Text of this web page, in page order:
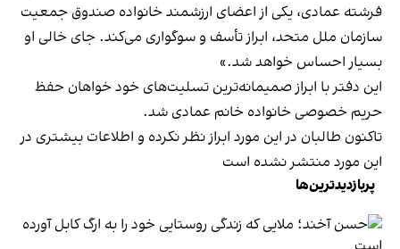
فرشته عمادی، یکی از اعضای ارزشمند خانواده صندوق جمعیت
سازمان ملل متحد، ابراز تأسف و سوگواری می‌کند. جای خالی او
بسیار احساس خواهد شد.»
این دفتر با ابراز صمیمانه‌ترین تسلیت‌های خود خواهان حفظ
حریم خصوصی خانواده خانم عمادی شد.
تاکنون طالبان در این مورد ابراز نظر نکرده و اطلاعات بیشتری در
این مورد منتشر نشده است
پربازدیدترین‌ها